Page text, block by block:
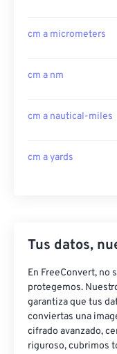
cm a micrometers
cm a nm
cm a nautical-miles
cm a yards
Tus datos,
En FreeConvert, no
protegemos.
garantiza que tus
conviertas una
cifrado avanzado,
riguroso, cubrimos